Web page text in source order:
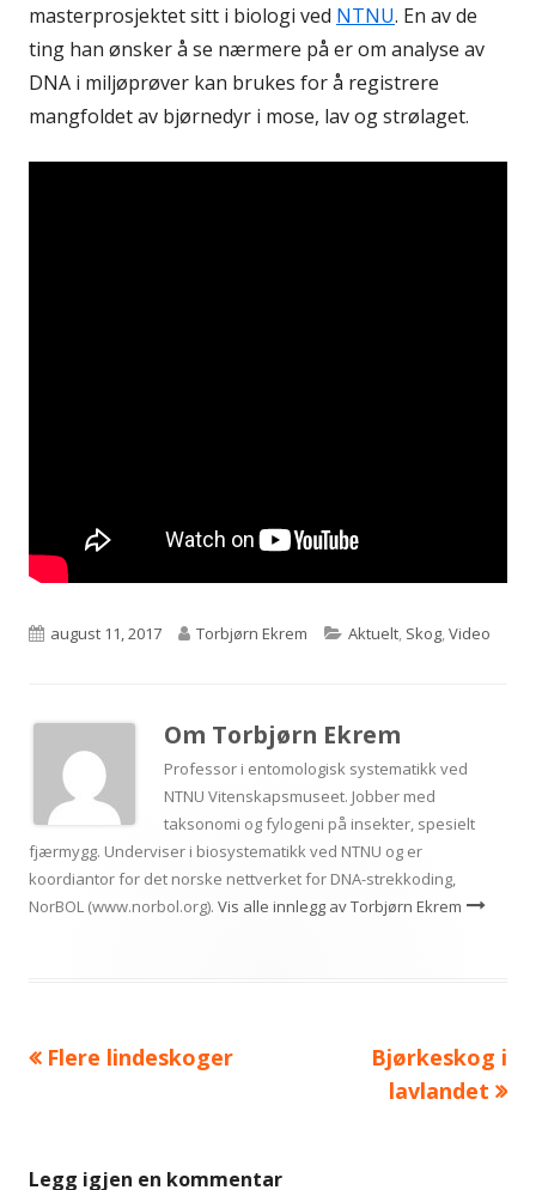
masterprosjektet sitt i biologi ved NTNU. En av de
ting han ønsker å se nærmere på er om analyse av
DNA i miljøprøver kan brukes for å registrere
mangfoldet av bjørnedyr i mose, lav og strølaget.
Publisert
august 11, 2017 Forfatter
Torbjørn Ekrem Kategorier
Aktuelt, Skog,Video
Om Torbjørn Ekrem
Professor i entomologisk systematikk ved
NTNU Vitenskapsmuseet. Jobber med
taksonomi og fylogeni på insekter, spesielt
fjærmygg. Underviser i biosystematikk ved NTNU og er
koordiantor for det norske nettverket for DNA-strekkoding,
NorBOL (www.norbol.org). Vis alle innlegg av Torbjørn Ekrem
Innleggsnavigasjon
Forrige
Flere lindeskoger
Neste
artikkel:
Bjørkeskog i
lavlandet
Legg igjen en kommentar